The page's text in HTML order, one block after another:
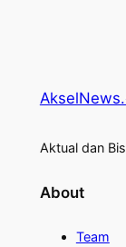
Aktual dan
About
Team